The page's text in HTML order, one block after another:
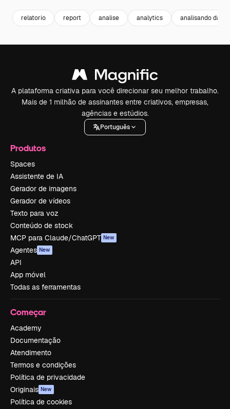
relatorio report analise analytics analisando dados
A plataforma criativa para você direcionar seu melhor trabalho.
Mais de 1 milhão de assinantes entre criativos, empresas,
agências e estúdios.
Português
Produtos
Spaces
Assistente de IA
Gerador de imagens
Gerador de vídeos
Texto para voz
Conteúdo de stock
MCP para Claude/ChatGPT New
Agentes New
API
App móvel
Todas as ferramentas
Começar
Academy
Documentação
Atendimento
Termos e condições
Política de privacidade
Originais New
Política de cookies